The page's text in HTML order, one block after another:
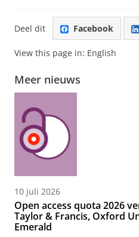
Deel dit Facebook
View this page in: English
Meer nieuws
10 juli 2026
Open access quota 2026
Taylor & Francis, Oxford
Emerald